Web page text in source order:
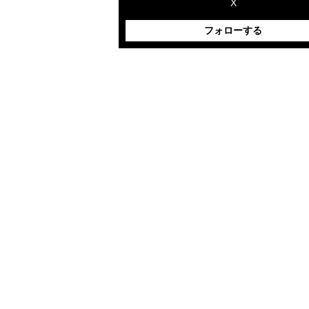
X
フォローする